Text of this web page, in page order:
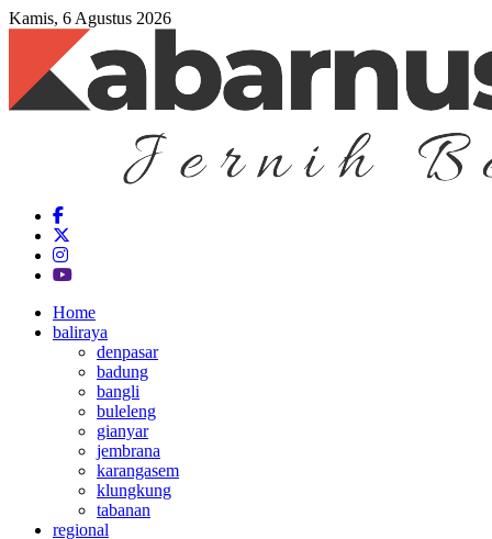
Kamis, 6 Agustus 2026
Home
baliraya
denpasar
badung
bangli
buleleng
gianyar
jembrana
karangasem
klungkung
tabanan
regional